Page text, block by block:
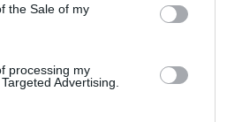
the Sale of my
processing my
Advertising.
amb les últimes notícies d'actualitat